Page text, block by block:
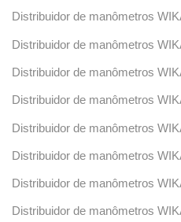
Distribuidor de manômetros
Distribuidor de manômetros
Distribuidor de manômetros
Distribuidor de manômetros
Distribuidor de manômetros
Distribuidor de manômetros
Distribuidor de manômetros
Distribuidor de manômetros